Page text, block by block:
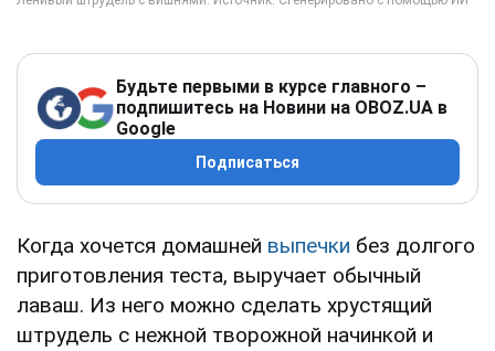
Будьте первыми в курсе главного –
подпишитесь на Новини на OBOZ.UA в
Google
Подписаться
Когда хочется домашней выпечки без долгого
приготовления теста, выручает обычный
лаваш. Из него можно сделать хрустящий
штрудель с нежной творожной начинкой и